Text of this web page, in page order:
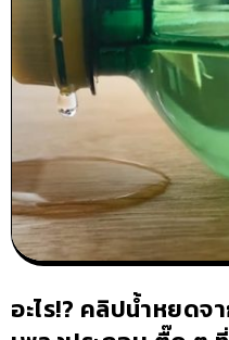
อะไร!? คลิปน้ำหยด